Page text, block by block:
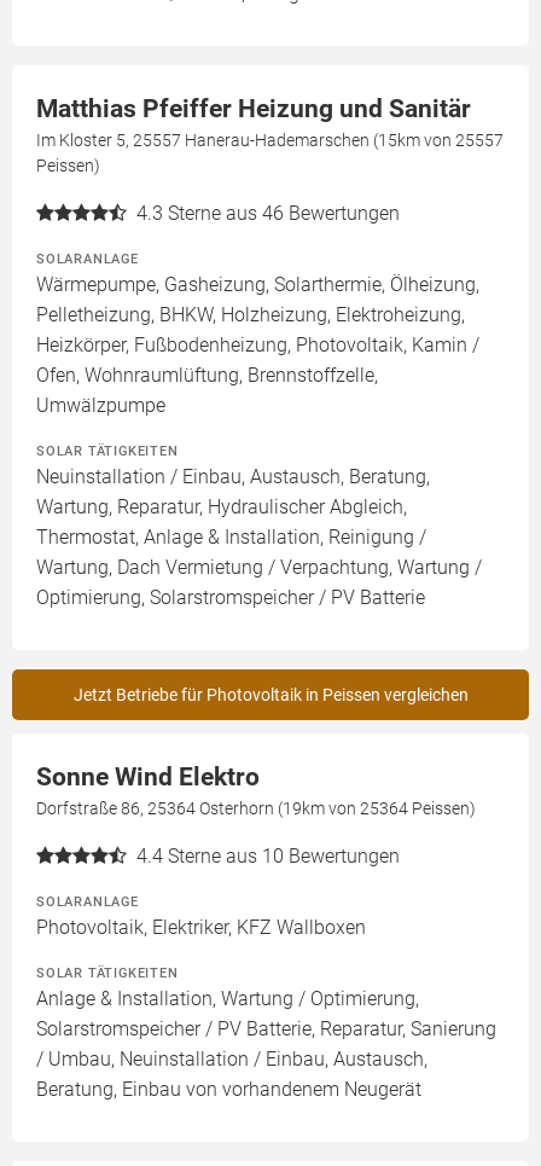
Matthias Pfeiffer Heizung und Sanitär
Im Kloster 5, 25557 Hanerau-Hademarschen (15km von 25557
Peissen)
4.3 Sterne aus 46 Bewertungen
SOLARANLAGE
Wärmepumpe, Gasheizung, Solarthermie, Ölheizung,
Pelletheizung, BHKW, Holzheizung, Elektroheizung,
Heizkörper, Fußbodenheizung, Photovoltaik, Kamin /
Ofen, Wohnraumlüftung, Brennstoffzelle,
Umwälzpumpe
SOLAR TÄTIGKEITEN
Neuinstallation / Einbau, Austausch, Beratung,
Wartung, Reparatur, Hydraulischer Abgleich,
Thermostat, Anlage & Installation, Reinigung /
Wartung, Dach Vermietung / Verpachtung, Wartung /
Optimierung, Solarstromspeicher / PV Batterie
Jetzt Betriebe für Photovoltaik in Peissen vergleichen
Sonne Wind Elektro
Dorfstraße 86, 25364 Osterhorn (19km von 25364 Peissen)
4.4 Sterne aus 10 Bewertungen
SOLARANLAGE
Photovoltaik, Elektriker, KFZ Wallboxen
SOLAR TÄTIGKEITEN
Anlage & Installation, Wartung / Optimierung,
Solarstromspeicher / PV Batterie, Reparatur, Sanierung
/ Umbau, Neuinstallation / Einbau, Austausch,
Beratung, Einbau von vorhandenem Neugerät